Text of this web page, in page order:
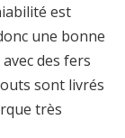
est
une bonne
des fers
sont livrés
très